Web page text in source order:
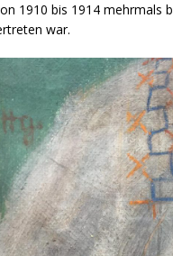
1910 bis 1914 mehrmals
war.